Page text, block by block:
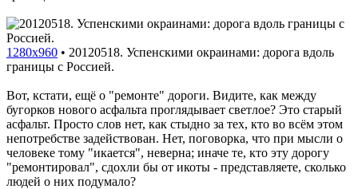
1280x960 • 20120518. Успенскими окраинами: дорога вдоль
границы с Россией.
Вот, кстати, ещё о "ремонте" дороги. Видите, как между
бугорков нового асфальта проглядывает светлое? Это старый
асфальт. Просто слов нет, как стыдно за тех, кто во всём этом
непотребстве задействован. Нет, поговорка, что при мысли о
человеке тому "икается", неверна; иначе те, кто эту дорогу
"ремонтировал", сдохли бы от икоты - представляете, сколько
людей о них подумало?